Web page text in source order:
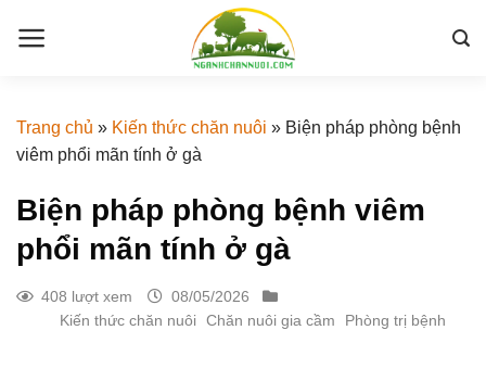
Trang chủ » Kiến thức chăn nuôi » Biện pháp phòng bệnh
viêm phổi mãn tính ở gà
Biện pháp phòng bệnh viêm
phổi mãn tính ở gà
408 lượt xem
08/05/2026
Kiến thức chăn nuôi
Chăn nuôi gia cầm Phòng trị bệnh